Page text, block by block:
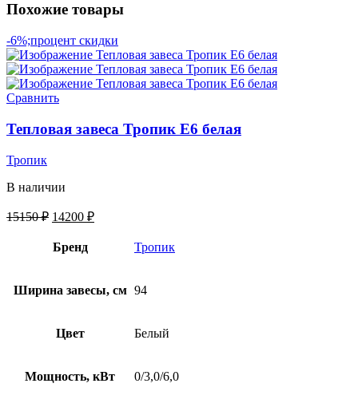
Похожие товары
-6%;процент скидки
Сравнить
Тепловая завеса Тропик E6 белая
Тропик
В наличии
15150₽ 14200 ₽
Бренд Тропик
Ширина завесы, см 94
Цвет Белый
Мощность, кВт 0/3,0/6,0